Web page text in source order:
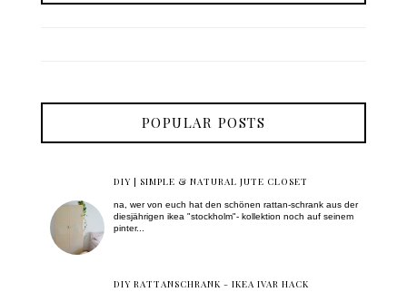
POPULAR POSTS
DIY | SIMPLE & NATURAL JUTE CLOSET
na, wer von euch hat den schönen rattan-schrank aus der
diesjährigen ikea "stockholm"- kollektion noch auf seinem
pinter...
DIY RATTANSCHRANK - IKEA IVAR HACK